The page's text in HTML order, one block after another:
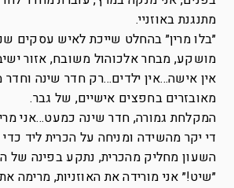
מתנגנת באוזניי.
״בלו מרין״ בהחלט שייכת לאיש עסקים
מושקע, מבחר אלכוהול משובח, אזור
אין אישה…אין ילדים…רק חדר שינה
מאובזרים בחפצים אישיים, של גבר.
המקלחת גמורה, חדר שינה כמעט…אני
די יקר מהשידה ומניחה על הכרית ליד
השעון מחליק מהכרית, נתקע בפינה של
״שיט!״ אני מורידה את האוזניות, מרימה